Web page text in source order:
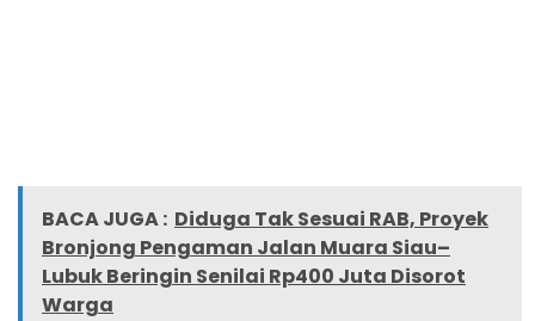
BACA JUGA : Diduga Tak Sesuai RAB, Proyek
Bronjong Pengaman Jalan Muara Siau–
Lubuk Beringin Senilai Rp400 Juta Disorot
Warga